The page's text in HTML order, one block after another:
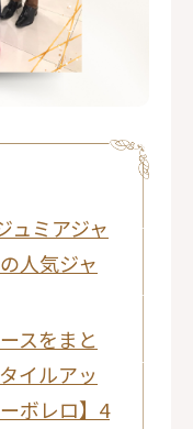
ュミアジャ
人気ジャ
スをまと
イルアッ
ボレロ】4